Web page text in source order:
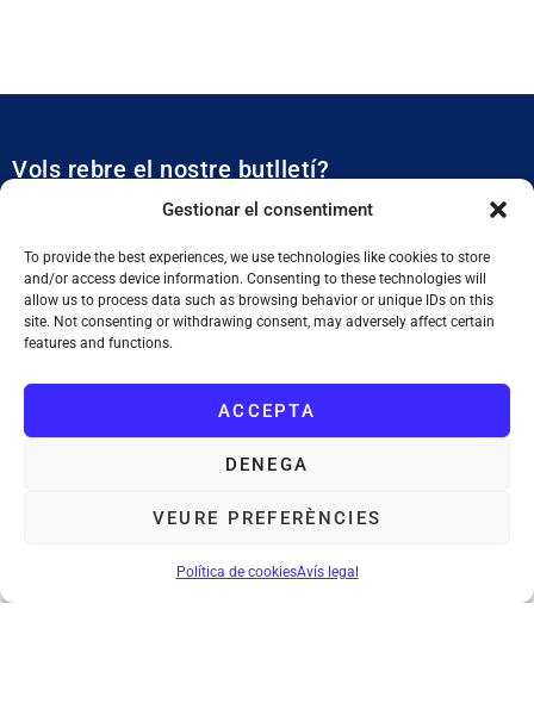
Gestionar el consentiment
To provide the best experiences, we use technologies like cookies to store
and/or access device information. Consenting to these technologies will
allow us to process data such as browsing behavior or unique IDs on this
site. Not consenting or withdrawing consent, may adversely affect certain
features and functions.
ACCEPTA
DENEGA
VEURE PREFERÈNCIES
Política de cookiesAvís legal
Vols rebre el nostre butlletí?
Et mantidrem al dia de tota l’actualitat municipal
SUBSCRIURE'M